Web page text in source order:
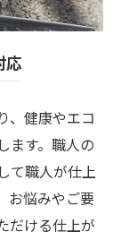
応
、健康やエコ
ます。職人の
て職人が仕上
お悩みやご要
だける仕上が